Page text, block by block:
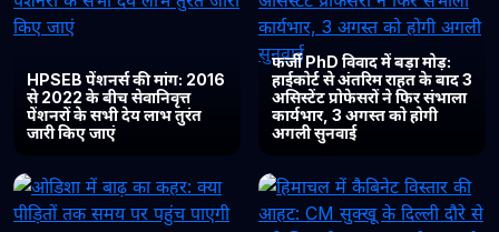
HPSEB पेंशनर्स की मांग: 2016
से 2022 के बीच सेवानिवृत्त
पेंशनरों के सभी देय लाभ तुरंत
जारी किए जाएं
फर्जी PhD विवाद में बड़ा मोड़:
हाईकोर्ट से अंतरिम राहत के बाद 3
असिस्टेंट प्रोफेसरों ने फिर संभाला
कार्यभार, 3 अगस्त को होगी
अगली सुनवाई